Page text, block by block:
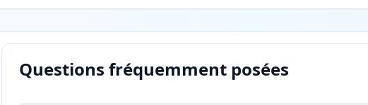
Questions fréquemment posées